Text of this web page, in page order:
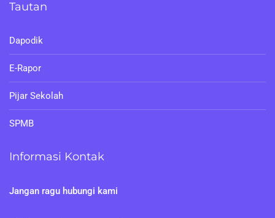
Tautan
Dapodik
E-Rapor
Pijar Sekolah
SPMB
Informasi Kontak
Jangan ragu hubungi kami